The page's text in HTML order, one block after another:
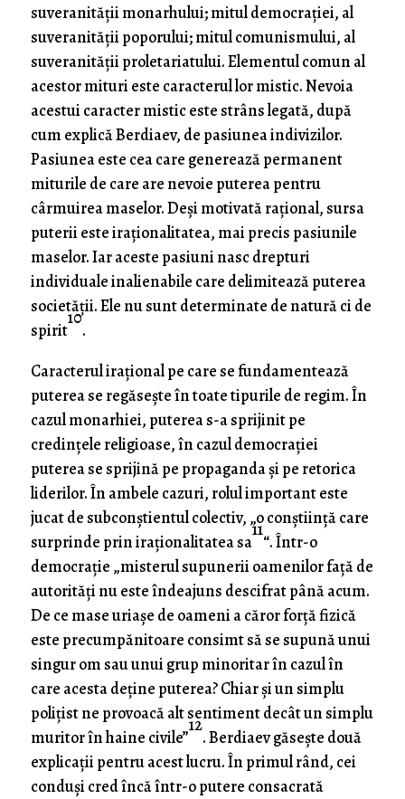
suveranităţii monarhului; mitul democraţiei, al
suveranităţii poporului; mitul comunismului, al
suveranităţii proletariatului. Elementul comun al
acestor mituri este caracterul lor mistic. Nevoia
acestui caracter mistic este strâns legată, după
cum explică Berdiaev, de pasiunea indivizilor.
Pasiunea este cea care generează permanent
miturile de care are nevoie puterea pentru
cârmuirea maselor. Deşi motivată raţional, sursa
puterii este iraţionalitatea, mai precis pasiunile
maselor. Iar aceste pasiuni nasc drepturi
individuale inalienabile care delimitează puterea
societăţii. Ele nu sunt determinate de natură ci de
spirit
10
.
Caracterul iraţional pe care se fundamentează
puterea se regăseşte în toate tipurile de regim. În
cazul monarhiei, puterea s-a sprijinit pe
credinţele religioase, în cazul democraţiei
puterea se sprijină pe propaganda şi pe retorica
liderilor. În ambele cazuri, rolul important este
jucat de subconştientul colectiv, „o conştiinţă care
surprinde prin iraţionalitatea sa
11
“. Într-o
democraţie „misterul supunerii oamenilor faţă de
autorităţi nu este îndeajuns descifrat până acum.
De ce mase uriaşe de oameni a căror forţă fizică
este precumpănitoare consimt să se supună unui
singur om sau unui grup minoritar în cazul în
care acesta deţine puterea? Chiar şi un simplu
poliţist ne provoacă alt sentiment decât un simplu
muritor în haine civile”
12
. Berdiaev găseşte două
explicaţii pentru acest lucru. În primul rând, cei
conduşi cred încă într-o putere consacrată